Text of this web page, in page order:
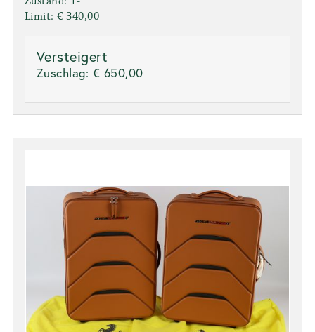
Limit: € 340,00
Versteigert
Zuschlag: € 650,00